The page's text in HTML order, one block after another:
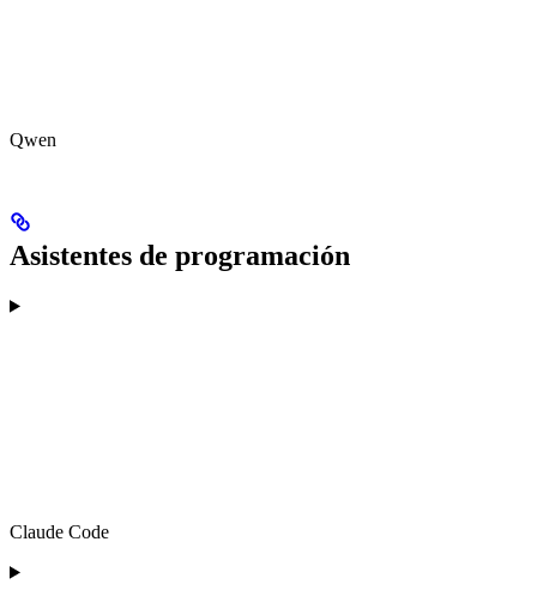
Qwen
Asistentes de programación
Claude Code